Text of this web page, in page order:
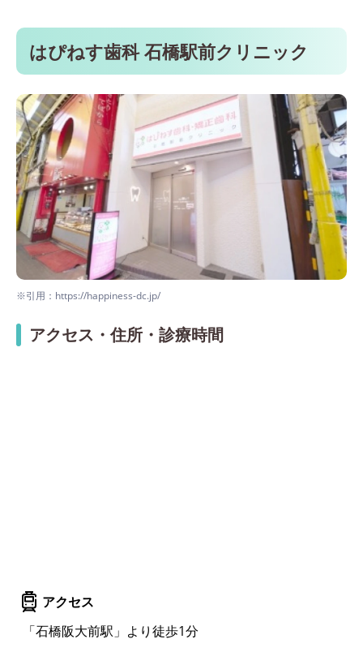
はぴねす歯科 石橋駅前クリニック
※引用：https://happiness-dc.jp/
アクセス・住所・診療時間
アクセス
「石橋阪大前駅」より徒歩1分